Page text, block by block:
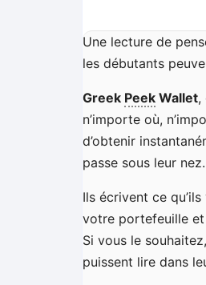
Une lecture de
les débutants
Greek Peek Wallet,
n’importe où,
d’obtenir
passe sous leur
Ils écrivent ce
votre portefeuille
Si vous le
puissent lire dans